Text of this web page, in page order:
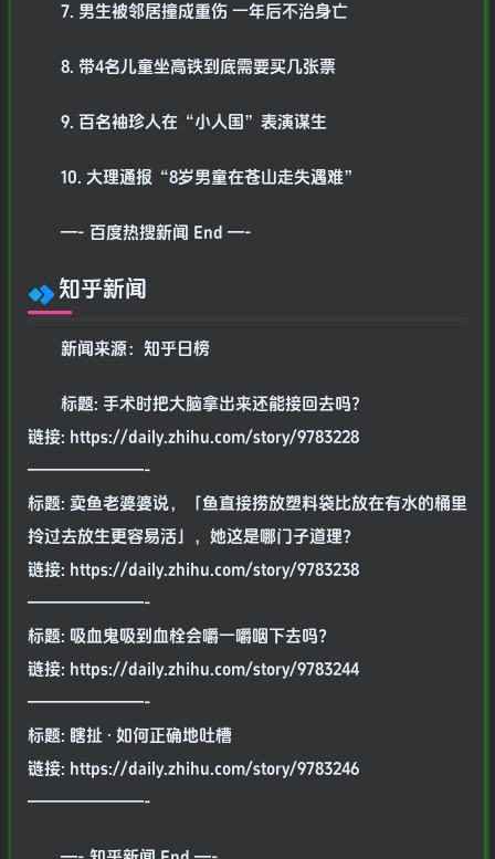
7. 男生被邻居撞成重伤 一年后不治身亡
8. 带4名儿童坐高铁到底需要买几张票
9. 百名袖珍人在“小人国”表演谋生
10. 大理通报“8岁男童在苍山走失遇难”
—- 百度热搜新闻 End —-
知乎新闻
新闻来源：知乎日榜
标题: 手术时把大脑拿出来还能接回去吗?
链接: https://daily.zhihu.com/story/9783228
———————-
标题: 卖鱼老婆婆说，「鱼直接捞放塑料袋比放在有水的桶里
拎过去放生更容易活」，她这是哪门子道理？
链接: https://daily.zhihu.com/story/9783238
———————-
标题: 吸血鬼吸到血栓会嚼一嚼咽下去吗？
链接: https://daily.zhihu.com/story/9783244
———————-
标题: 瞎扯 · 如何正确地吐槽
链接: https://daily.zhihu.com/story/9783246
———————-